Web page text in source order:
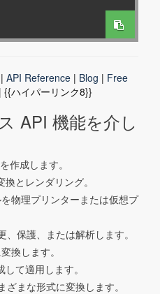
| API Reference | Blog | Free
| {{ハイパーリンク8}}
API 機能を介し
作成します。
とレンダリング。
物理プリンターまたは仮想プ
保護、または解析します。
換します。
て適用します。
まな形式に変換します。